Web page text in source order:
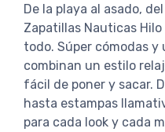
De la playa al asado,
Zapatillas Nauticas
todo. Súper cómodas y
combinan un estilo
fácil de poner y sacar.
hasta estampas
para cada look y cada